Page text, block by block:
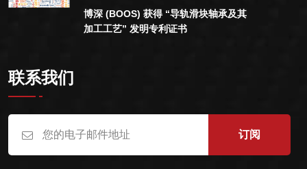
博深 (BOOS) 获得 “导轨滑块轴承及其
加工工艺” 发明专利证书
联系我们
订阅